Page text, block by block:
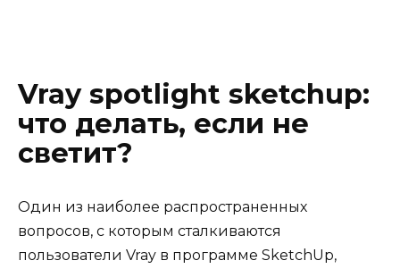
Vray spotlight sketchup:
что делать, если не
светит?
Один из наиболее распространенных
вопросов, с которым сталкиваются
пользователи Vray в программе SketchUp,